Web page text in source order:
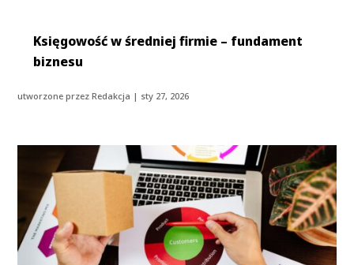
Księgowość w średniej firmie – fundament
biznesu
utworzone przezRedakcja | sty 27, 2026